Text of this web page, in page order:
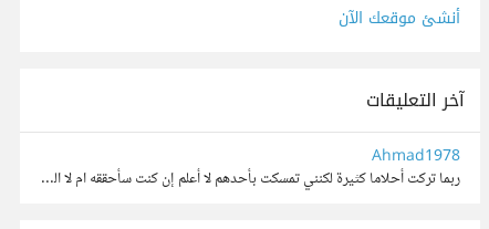
أنشئ موقعك الآن
آخر التعليقات
Ahmad1978
ربما تركت أحلاما كثيرة لكنني تمسكت بأحدهم لا أعلم إن كنت سأحققه ام لا الذي يقاتل وحده في هذه الحياة سيُهزم لكن الذي يتخذ من الله سنداً ومعيناً فلن يُهزم أبداً .... اللهم دبر لنا أمورنا فإننا لا نحس...